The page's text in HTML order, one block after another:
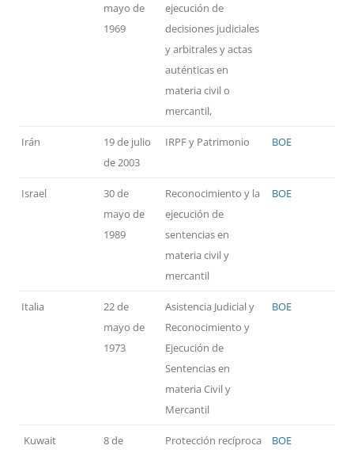
mayo de
1969
ejecución de
decisiones judiciales
y arbitrales y actas
auténticas en
materia civil o
mercantil,
Irán
19 de julio
de 2003
IRPF y Patrimonio BOE
Israel
30 de
mayo de
1989
Reconocimiento y la
ejecución de
sentencias en
materia civil y
mercantil
BOE
Italia
22 de
mayo de
1973
Asistencia Judicial y
Reconocimiento y
Ejecución de
Sentencias en
materia Civil y
Mercantil
BOE
Kuwait
8 de
Protección recíproca
BOE